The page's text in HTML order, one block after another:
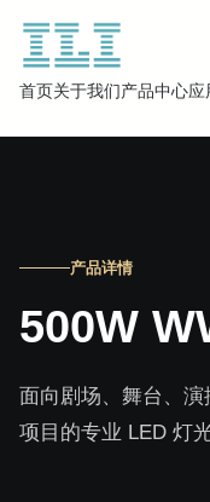
首页关于我们产品中心应
产品详情
500W
面向剧场、舞台、
项目的专业 LED 灯光